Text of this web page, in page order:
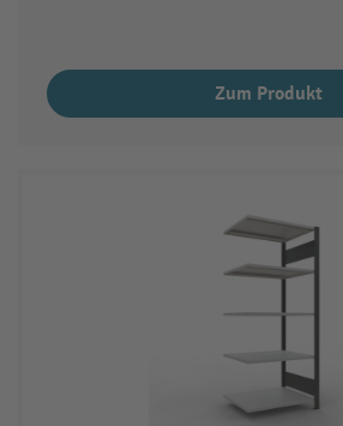
Zum Produkt